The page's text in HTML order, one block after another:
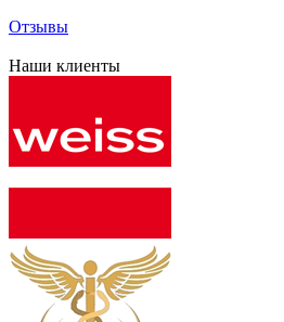
Отзывы
Наши клиенты